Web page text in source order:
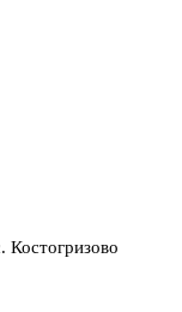
Костогризово